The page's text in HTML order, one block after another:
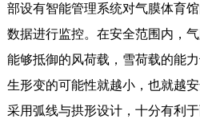
部设有智能管理系统对气膜体育
数据进行监控。在安全范围内，
能够抵御的风荷载，雪荷载的能
生形变的可能性就越小，也就越
采用弧线与拱形设计，十分有利